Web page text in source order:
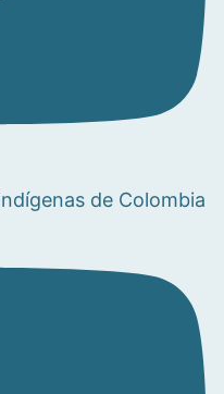
indígenas de Colombia